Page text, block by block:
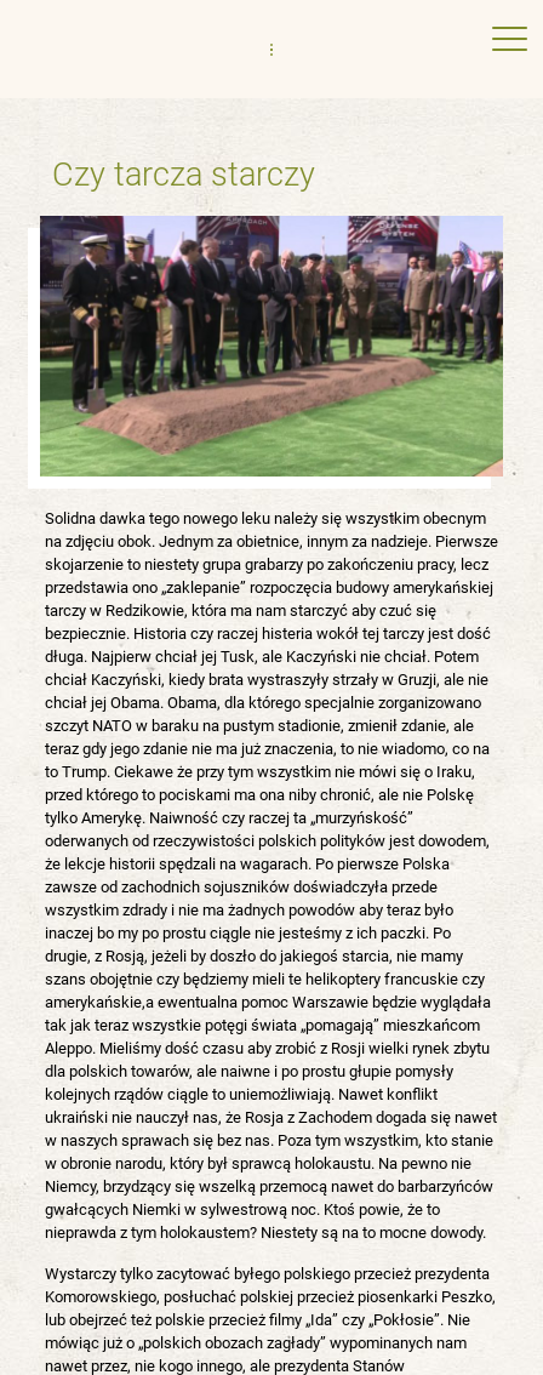
Czy tarcza starczy
Solidna dawka tego nowego leku należy się wszystkim obecnym
na zdjęciu obok. Jednym za obietnice, innym za nadzieje. Pierwsze
skojarzenie to niestety grupa grabarzy po zakończeniu pracy, lecz
przedstawia ono „zaklepanie” rozpoczęcia budowy amerykańskiej
tarczy w Redzikowie, która ma nam starczyć aby czuć się
bezpiecznie. Historia czy raczej histeria wokół tej tarczy jest dość
długa. Najpierw chciał jej Tusk, ale Kaczyński nie chciał. Potem
chciał Kaczyński, kiedy brata wystraszyły strzały w Gruzji, ale nie
chciał jej Obama. Obama, dla którego specjalnie zorganizowano
szczyt NATO w baraku na pustym stadionie, zmienił zdanie, ale
teraz gdy jego zdanie nie ma już znaczenia, to nie wiadomo, co na
to Trump. Ciekawe że przy tym wszystkim nie mówi się o Iraku,
przed którego to pociskami ma ona niby chronić, ale nie Polskę
tylko Amerykę. Naiwność czy raczej ta „murzyńskość”
oderwanych od rzeczywistości polskich polityków jest dowodem,
że lekcje historii spędzali na wagarach. Po pierwsze Polska
zawsze od zachodnich sojuszników doświadczyła przede
wszystkim zdrady i nie ma żadnych powodów aby teraz było
inaczej bo my po prostu ciągle nie jesteśmy z ich paczki. Po
drugie, z Rosją, jeżeli by doszło do jakiegoś starcia, nie mamy
szans obojętnie czy będziemy mieli te helikoptery francuskie czy
amerykańskie,a ewentualna pomoc Warszawie będzie wyglądała
tak jak teraz wszystkie potęgi świata „pomagają” mieszkańcom
Aleppo. Mieliśmy dość czasu aby zrobić z Rosji wielki rynek zbytu
dla polskich towarów, ale naiwne i po prostu głupie pomysły
kolejnych rządów ciągle to uniemożliwiają. Nawet konflikt
ukraiński nie nauczył nas, że Rosja z Zachodem dogada się nawet
w naszych sprawach się bez nas. Poza tym wszystkim, kto stanie
w obronie narodu, który był sprawcą holokaustu. Na pewno nie
Niemcy, brzydzący się wszelką przemocą nawet do barbarzyńców
gwałcących Niemki w sylwestrową noc. Ktoś powie, że to
nieprawda z tym holokaustem? Niestety są na to mocne dowody.
Wystarczy tylko zacytować byłego polskiego przecież prezydenta
Komorowskiego, posłuchać polskiej przecież piosenkarki Peszko,
lub obejrzeć też polskie przecież filmy „Ida” czy „Pokłosie”. Nie
mówiąc już o „polskich obozach zagłady” wypominanych nam
nawet przez, nie kogo innego, ale prezydenta Stanów